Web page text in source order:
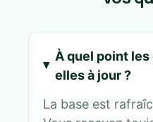
À quel point
elles à jour ?
La base est